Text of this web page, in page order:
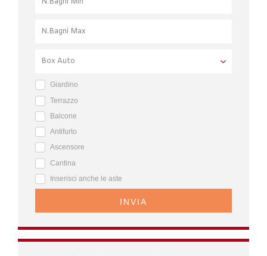
Giardino
Terrazzo
Balcone
Antifurto
Ascensore
Cantina
Inserisci anche le aste
INVIA